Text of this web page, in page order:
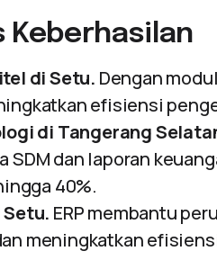
Keberhasilan
di Setu. Dengan
efisiensi
di Tangerang
SDM dan laporan
40%.
ERP membantu
meningkatkan